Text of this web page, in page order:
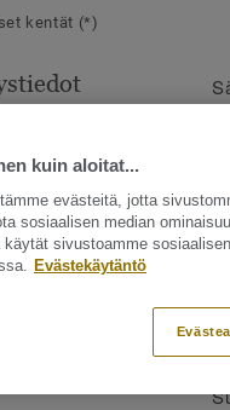
kentät (*)
kuin aloitat...
evästeitä, jotta
sosiaalisen median
käytät sivustoamme
Evästekäytäntö